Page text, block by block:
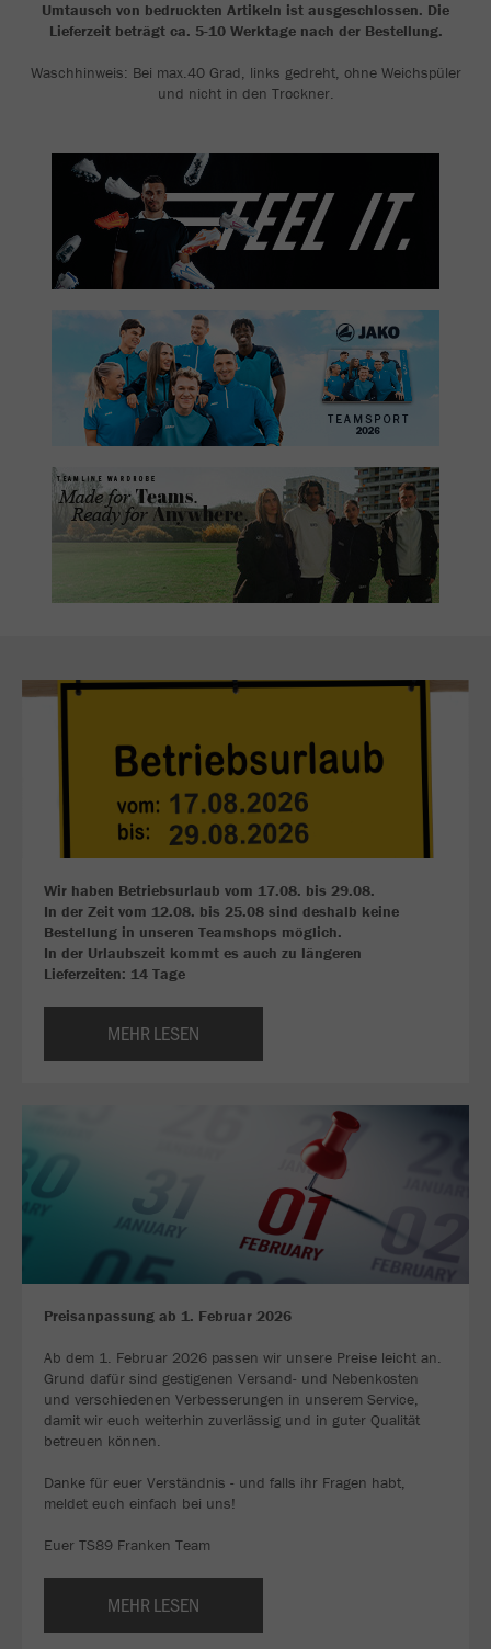
Umtausch von bedruckten Artikeln ist ausgeschlossen. Die
Lieferzeit beträgt ca. 5-10 Werktage nach der Bestellung.
Waschhinweis: Bei max.40 Grad, links gedreht, ohne Weichspüler
und nicht in den Trockner.
Wir haben Betriebsurlaub vom 17.08. bis 29.08.
In der Zeit vom 12.08. bis 25.08 sind deshalb keine
Bestellung in unseren Teamshops möglich.
In der Urlaubszeit kommt es auch zu längeren
Lieferzeiten: 14 Tage
MEHR LESEN
Preisanpassung ab 1. Februar 2026
Ab dem 1. Februar 2026 passen wir unsere Preise leicht an.
Grund dafür sind gestigenen Versand- und Nebenkosten
und verschiedenen Verbesserungen in unserem Service,
damit wir euch weiterhin zuverlässig und in guter Qualität
betreuen können.
Danke für euer Verständnis - und falls ihr Fragen habt,
meldet euch einfach bei uns!
Euer TS89 Franken Team
MEHR LESEN